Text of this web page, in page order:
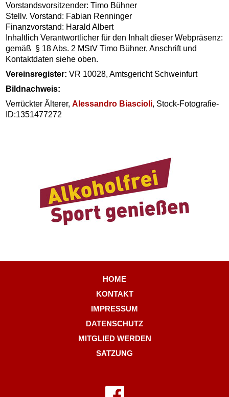
Vorstandsvorsitzender: Timo Bühner
Stellv. Vorstand: Fabian Renninger
Finanzvorstand: Harald Albert
Inhaltlich Verantwortlicher für den Inhalt dieser Webpräsenz:
gemäß § 18 Abs. 2 MStV Timo Bühner, Anschrift und
Kontaktdaten siehe oben.
Vereinsregister: VR 10028, Amtsgericht Schweinfurt
Bildnachweis:
Verrückter Älterer,Alessandro Biascioli, Stock-Fotografie-
ID:1351477272
HOME
KONTAKT
IMPRESSUM
DATENSCHUTZ
MITGLIED WERDEN
SATZUNG